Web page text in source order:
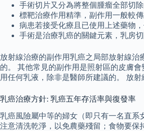
手術切片又分為將整個腫瘤全部切
標靶治療作用精準，副作用一般較
病患若接受化療且已使用上述藥物
手術是治療乳癌的關鍵元素，乳房
放射線治療的副作用乳癌之局部放射線
的。 其他常見的副作用是照射區的皮膚
用任何乳液，除非是醫師所建議的。 放
乳癌治療方針: 乳癌五年存活率與復發率
乳癌風險屬中等的婦女（即只有一名直系
注意清洗乾淨，以免農藥殘留；食物要